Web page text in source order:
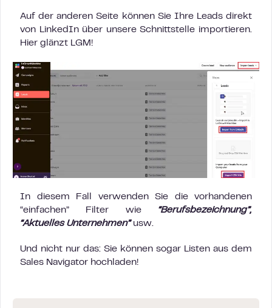
Auf der anderen Seite können Sie Ihre Leads direkt
von LinkedIn über unsere Schnittstelle importieren.
Hier glänzt LGM!
In diesem Fall verwenden Sie die vorhandenen
“einfachen” Filter wie “Berufsbezeichnung”,
“Aktuelles Unternehmen”usw.
Und nicht nur das: Sie können sogar Listen aus dem
Sales Navigator hochladen!